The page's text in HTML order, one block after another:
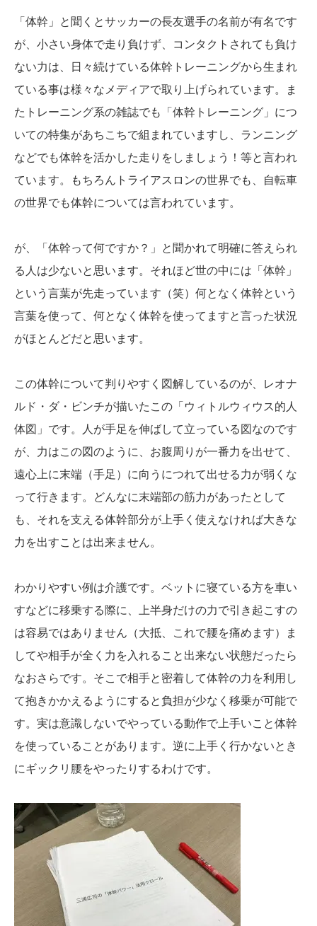
「体幹」と聞くとサッカーの長友選手の名前が有名です
が、小さい身体で走り負けず、コンタクトされても負け
ない力は、日々続けている体幹トレーニングから生まれ
ている事は様々なメディアで取り上げられています。ま
たトレーニング系の雑誌でも「体幹トレーニング」につ
いての特集があちこちで組まれていますし、ランニング
などでも体幹を活かした走りをしましょう！等と言われ
ています。もちろんトライアスロンの世界でも、自転車
の世界でも体幹については言われています。
が、「体幹って何ですか？」と聞かれて明確に答えられ
る人は少ないと思います。それほど世の中には「体幹」
という言葉が先走っています（笑）何となく体幹という
言葉を使って、何となく体幹を使ってますと言った状況
がほとんどだと思います。
この体幹について判りやすく図解しているのが、レオナ
ルド・ダ・ビンチが描いたこの「ウィトルウィウス的人
体図」です。人が手足を伸ばして立っている図なのです
が、力はこの図のように、お腹周りが一番力を出せて、
遠心上に末端（手足）に向うにつれて出せる力が弱くな
って行きます。どんなに末端部の筋力があったとして
も、それを支える体幹部分が上手く使えなければ大きな
力を出すことは出来ません。
わかりやすい例は介護です。ベットに寝ている方を車い
すなどに移乗する際に、上半身だけの力で引き起こすの
は容易ではありません（大抵、これで腰を痛めます）ま
してや相手が全く力を入れること出来ない状態だったら
なおさらです。そこで相手と密着して体幹の力を利用し
て抱きかかえるようにすると負担が少なく移乗が可能で
す。実は意識しないでやっている動作で上手いこと体幹
を使っていることがあります。逆に上手く行かないとき
にギックリ腰をやったりするわけです。